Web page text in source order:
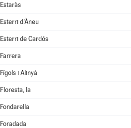
Estaràs
Esterri d'Àneu
Esterri de Cardós
Farrera
Fígols i Alinyà
Floresta, la
Fondarella
Foradada